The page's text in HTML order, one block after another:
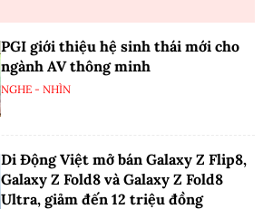
PGI giới thiệu hệ sinh thái mới cho
ngành AV thông minh
NGHE - NHÌN
Di Động Việt mở bán Galaxy Z Flip8,
Galaxy Z Fold8 và Galaxy Z Fold8
Ultra, giảm đến 12 triệu đồng